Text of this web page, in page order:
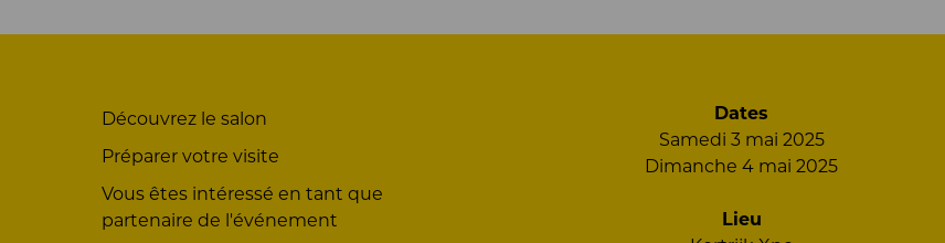
Découvrez le salon
Préparer votre visite
Vous êtes intéressé en tant que
partenaire de l'événement
Dates
Samedi 3 mai 2025
Dimanche 4 mai 2025
Lieu